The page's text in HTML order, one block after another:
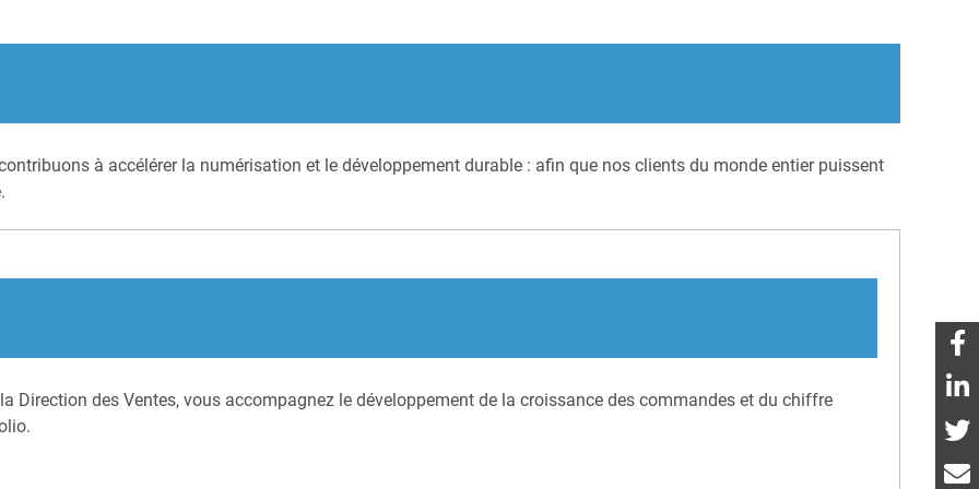
à accélérer la numérisation et le développement durable : afin que nos clients du monde entier puissent
Direction des Ventes, vous accompagnez le développement de la croissance des commandes et du chiffre